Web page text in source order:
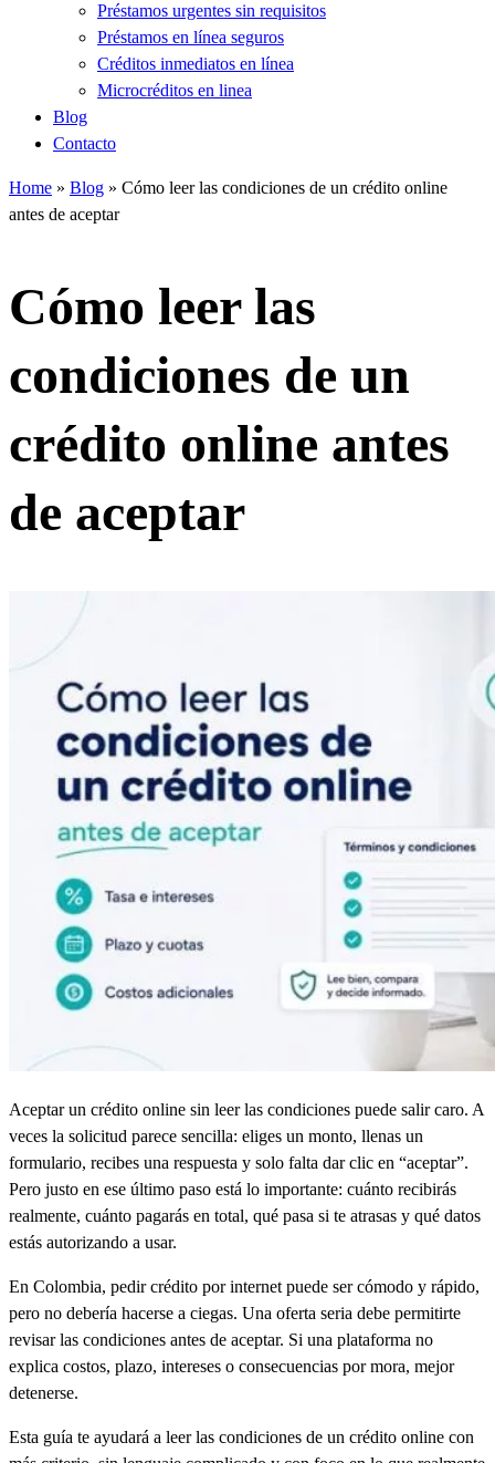
Préstamos urgentes sin requisitos
Préstamos en línea seguros
Créditos inmediatos en línea
Microcréditos en linea
Blog
Contacto
Home » Blog » Cómo leer las condiciones de un crédito online
antes de aceptar
Cómo leer las
condiciones de un
crédito online antes
de aceptar
Aceptar un crédito online sin leer las condiciones puede salir caro. A
veces la solicitud parece sencilla: eliges un monto, llenas un
formulario, recibes una respuesta y solo falta dar clic en “aceptar”.
Pero justo en ese último paso está lo importante: cuánto recibirás
realmente, cuánto pagarás en total, qué pasa si te atrasas y qué datos
estás autorizando a usar.
En Colombia, pedir crédito por internet puede ser cómodo y rápido,
pero no debería hacerse a ciegas. Una oferta seria debe permitirte
revisar las condiciones antes de aceptar. Si una plataforma no
explica costos, plazo, intereses o consecuencias por mora, mejor
detenerse.
Esta guía te ayudará a leer las condiciones de un crédito online con